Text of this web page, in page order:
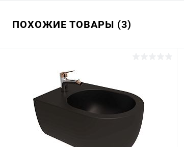
ПОХОЖИЕ ТОВАРЫ (3)